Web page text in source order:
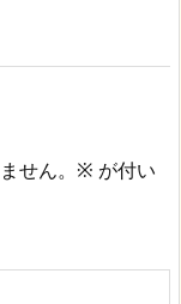
せん。 ※ が付い